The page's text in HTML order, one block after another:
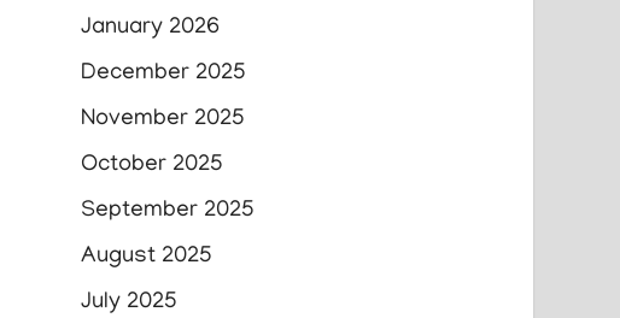
January 2026
December 2025
November 2025
October 2025
September 2025
August 2025
July 2025